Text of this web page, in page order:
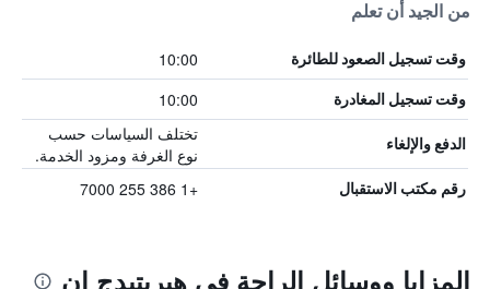
من الجيد أن تعلم
وقت تسجيل الصعود للطائرة 10:00
وقت تسجيل المغادرة 10:00
الدفع والإلغاء
تختلف السياسات حسب
نوع الغرفة ومزود الخدمة.
رقم مكتب الاستقبال +1 386 255 7000
المزايا ووسائل الراحة في هيريتيدج إن